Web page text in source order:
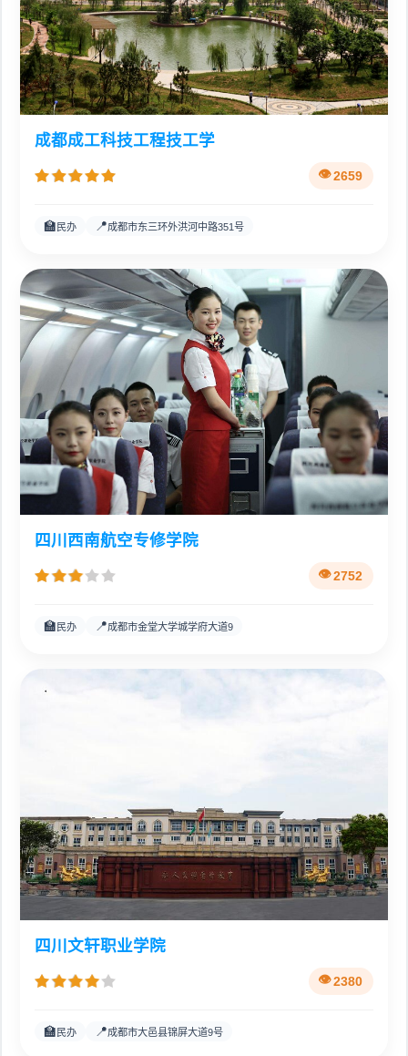
成都成工科技工程技工学
2659
🏫 民办 📍成都市东三环外洪河中路351号
四川西南航空专修学院
2752
🏫 民办 📍成都市金堂大学城学府大道9
四川文轩职业学院
2380
🏫 民办 📍成都市大邑县锦屏大道9号